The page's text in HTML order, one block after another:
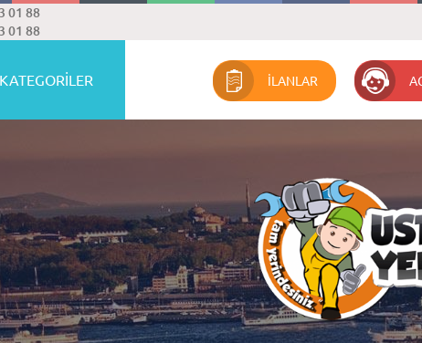
01 88
01 88
KATEGORİLER İLANLAR